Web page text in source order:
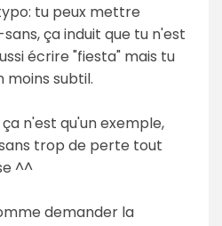
tu peux mettre
ça induit que tu n'est
écrire "fiesta" mais tu
moins subtil.
n'est qu'un exemple,
trop de perte tout
^^
demander la